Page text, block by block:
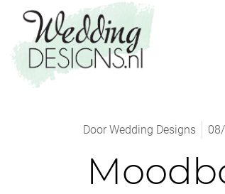
Door Wedding Designs